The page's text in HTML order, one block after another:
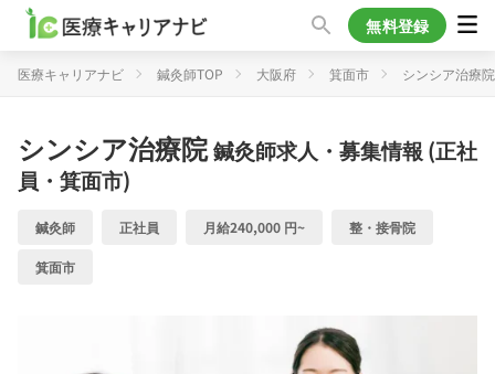
無料登録
医療キャリアナビ 鍼灸師TOP 大阪府 箕面市 シンシア治療院
シンシア治療院鍼灸師求人・募集情報 (正社
員・箕面市)
鍼灸師 正社員 月給240,000 円~ 整・接骨院
箕面市